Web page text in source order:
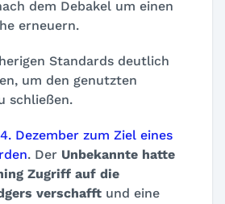
dem Debakel um einen
erneuern.
Standards deutlich
um den genutzten
schließen.
Dezember zum Ziel eines
. Der Unbekannte hatte
Zugriff auf die
verschafft und eine